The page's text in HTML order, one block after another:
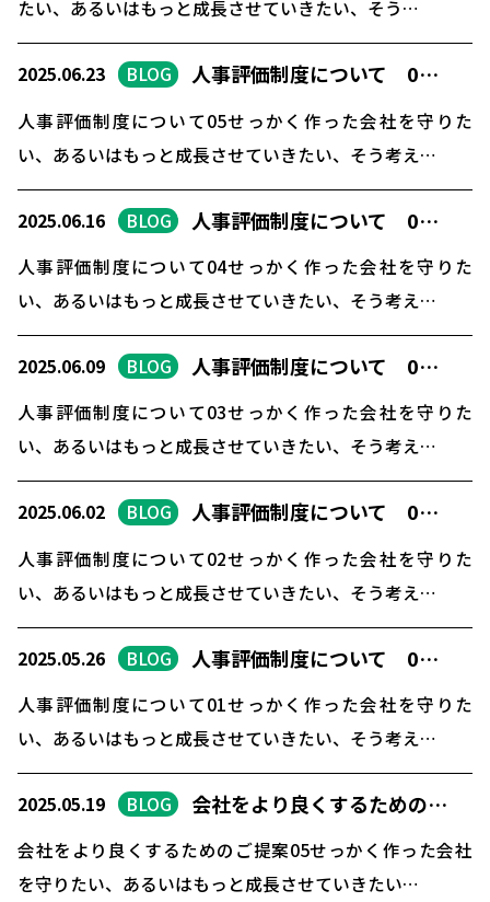
採用コンサルティング
人事評価制度について
社会保険・給与計算について
労務システム管理について
お客様の声
ブログ＆ニュース
会社概要
お問い合わせ・相談予約
たい、あるいはもっと成長させていきたい、そう…
2025.06.23 BLOG 人事評価制度について 0…
人事評価制度について05せっかく作った会社を守りた
い、あるいはもっと成長させていきたい、そう考え…
2025.06.16 BLOG 人事評価制度について 0…
人事評価制度について04せっかく作った会社を守りた
い、あるいはもっと成長させていきたい、そう考え…
2025.06.09 BLOG 人事評価制度について 0…
人事評価制度について03せっかく作った会社を守りた
い、あるいはもっと成長させていきたい、そう考え…
2025.06.02 BLOG 人事評価制度について 0…
人事評価制度について02せっかく作った会社を守りた
い、あるいはもっと成長させていきたい、そう考え…
2025.05.26 BLOG 人事評価制度について 0…
人事評価制度について01せっかく作った会社を守りた
い、あるいはもっと成長させていきたい、そう考え…
2025.05.19 BLOG 会社をより良くするための…
会社をより良くするためのご提案05せっかく作った会社
を守りたい、あるいはもっと成長させていきたい…